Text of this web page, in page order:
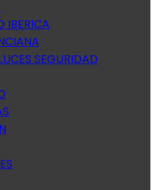
IBERICA
SEGURIDAD